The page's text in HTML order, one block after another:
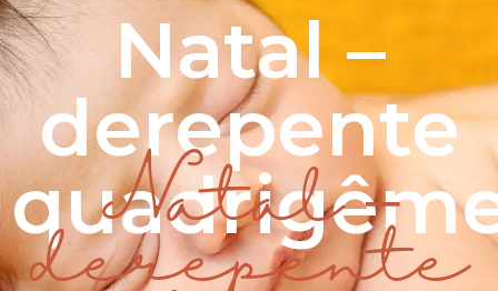
Natal –
derepente
Natal –
derepente